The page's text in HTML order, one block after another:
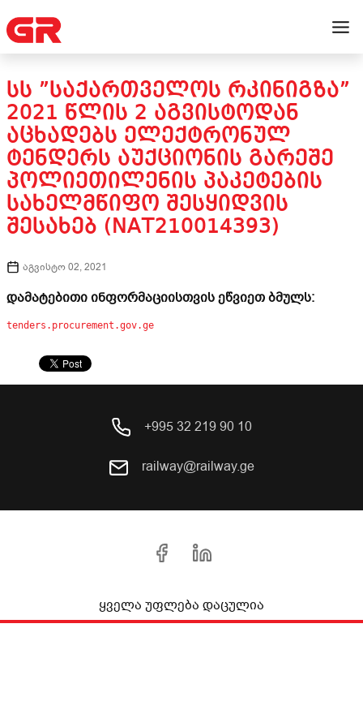
ᲡᲡ ”ᲡᲐᲥᲐᲠᲗᲕᲔᲚᲝᲡ ᲠᲙᲘᲜᲘᲒᲖᲐ”
2021 ᲬᲚᲘᲡ 2 ᲐᲒᲕᲘᲡᲢᲝᲓᲐᲜ
ᲐᲪᲮᲐᲓᲔᲑᲡ ᲔᲚᲔᲥᲢᲠᲝᲜᲣᲚ
ᲢᲔᲜᲓᲔᲠᲡ ᲐᲣᲥᲪᲘᲝᲜᲘᲡ ᲒᲐᲠᲔᲨᲔ
ᲞᲝᲚᲘᲔᲗᲘᲚᲔᲜᲘᲡ ᲞᲐᲙᲔᲢᲔᲑᲘᲡ
ᲡᲐᲮᲔᲚᲛᲬᲘᲤᲝ ᲨᲔᲡᲧᲘᲓᲕᲘᲡ
ᲨᲔᲡᲐᲮᲔᲑ (NAT210014393)
აგვისტო 02, 2021
დამატებითი ინფორმაციისთვის ეწვიეთ ბმულს:
tenders.procurement.gov.ge
+995 32 219 90 10
railway@railway.ge
ყველა უფლება დაცულია